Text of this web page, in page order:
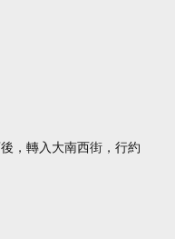
，轉入大南西街，行約